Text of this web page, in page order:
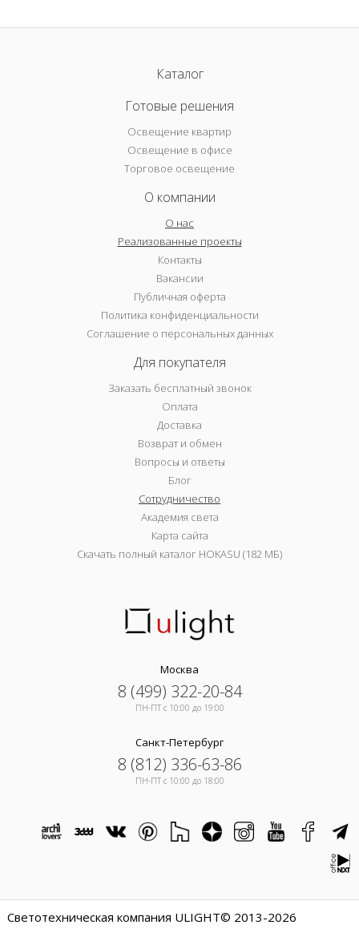
Каталог
Готовые решения
Освещение квартир
Освещение в офисе
Торговое освещение
О компании
О нас
Реализованные проекты
Контакты
Вакансии
Публичная оферта
Политика конфиденциальности
Соглашение о персональных данных
Для покупателя
Заказать бесплатный звонок
Оплата
Доставка
Возврат и обмен
Вопросы и ответы
Блог
Сотрудничество
Академия света
Карта сайта
Скачать полный каталог HOKASU (182 МБ)
Москва
8 (499) 322-20-84
ПН-ПТ c 10:00 до 19:00
Санкт-Петербург
8 (812) 336-63-86
ПН-ПТ c 10:00 до 18:00
Светотехническая компания ULIGHT© 2013-2026